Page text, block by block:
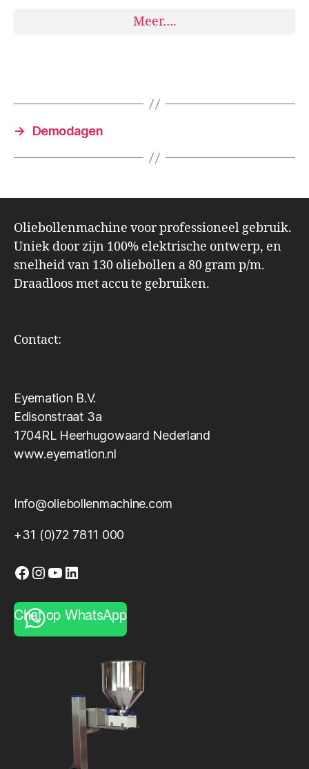
Meer….
→ Demodagen
Oliebollenmachine voor professioneel gebruik.
Uniek door zijn 100% elektrische ontwerp, en
snelheid van 130 oliebollen a 80 gram p/m.
Draadloos met accu te gebruiken.
Contact:
Eyemation B.V.
Edisonstraat 3a
1704RL Heerhugowaard Nederland
www.eyemation.nl
Info@oliebollenmachine.com
+31 (0)72 7811 000
Facebook
Instagram
YouTube
LinkedIn
Chat op WhatsApp